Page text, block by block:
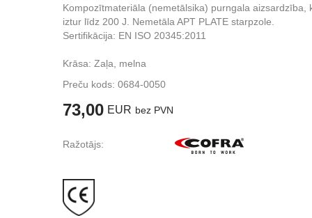
Kompozītmateriāla (nemetālsika) purngala aizsardzība,
iztur līdz 200 J. Nemetāla APT PLATE starpzole.
Sertifikācija: EN ISO 20345:2011
Krāsa: Zaļa, melna
Preču kods: 0684-0050
73,00 EUR bez PVN
Ražotājs: